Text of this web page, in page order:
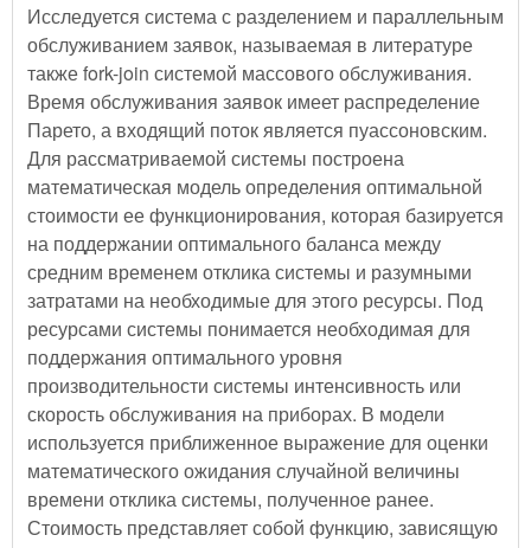
Исследуется система с разделением и параллельным
обслуживанием заявок, называемая в литературе
также fork-join системой массового обслуживания.
Время обслуживания заявок имеет распределение
Парето, а входящий поток является пуассоновским.
Для рассматриваемой системы построена
математическая модель определения оптимальной
стоимости ее функционирования, которая базируется
на поддержании оптимального баланса между
средним временем отклика системы и разумными
затратами на необходимые для этого ресурсы. Под
ресурсами системы понимается необходимая для
поддержания оптимального уровня
производительности системы интенсивность или
скорость обслуживания на приборах. В модели
используется приближенное выражение для оценки
математического ожидания случайной величины
времени отклика системы, полученное ранее.
Стоимость представляет собой функцию, зависящую